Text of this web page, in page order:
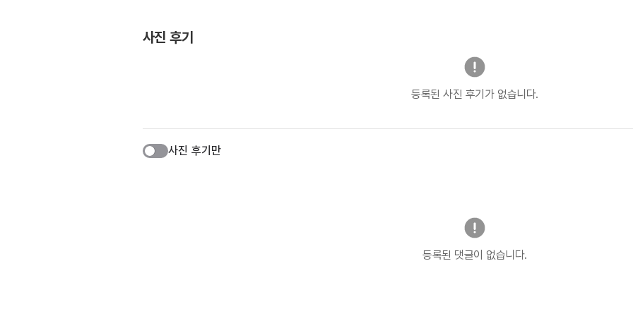
사진 후기
등록된 사진 후기가 없습니다.
사진 후기만
등록된 댓글이 없습니다.